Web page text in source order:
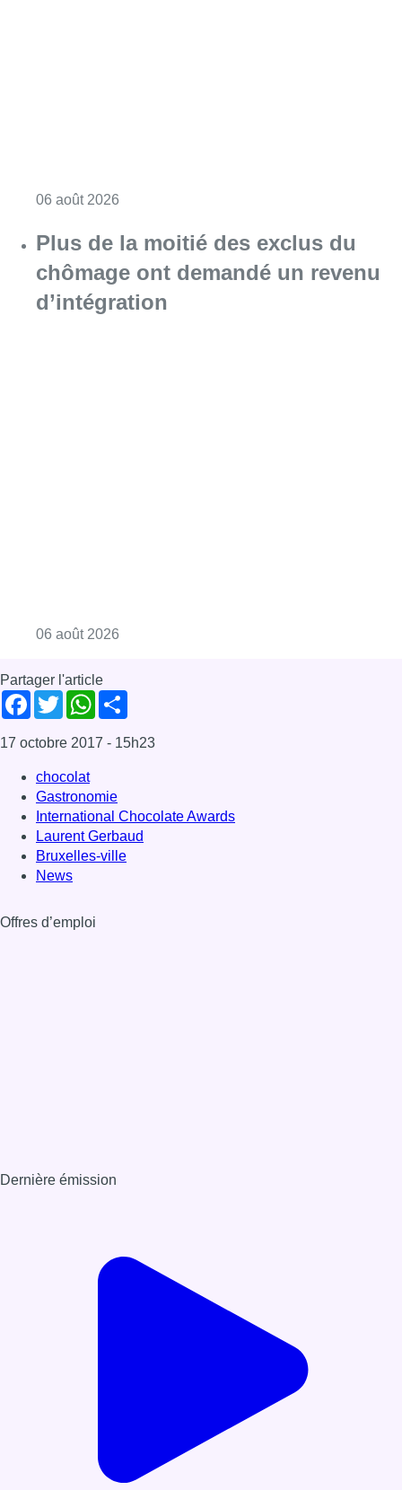
06 août 2026
Plus de la moitié des exclus du
chômage ont demandé un revenu
d’intégration
06 août 2026
Partager l'article
Facebook
TwitterWhatsApp
17 octobre 2017 - 15h23
chocolat
Gastronomie
International Chocolate Awards
Laurent Gerbaud
Bruxelles-ville
News
Offres d’emploi
Dernière émission